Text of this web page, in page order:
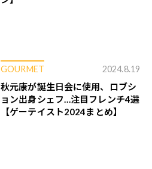
GOURMET 2024.8.19
秋元康が誕生日会に使用、ロブシ
ョン出身シェフ…注目フレンチ4選
【ゲーテイスト2024まとめ】